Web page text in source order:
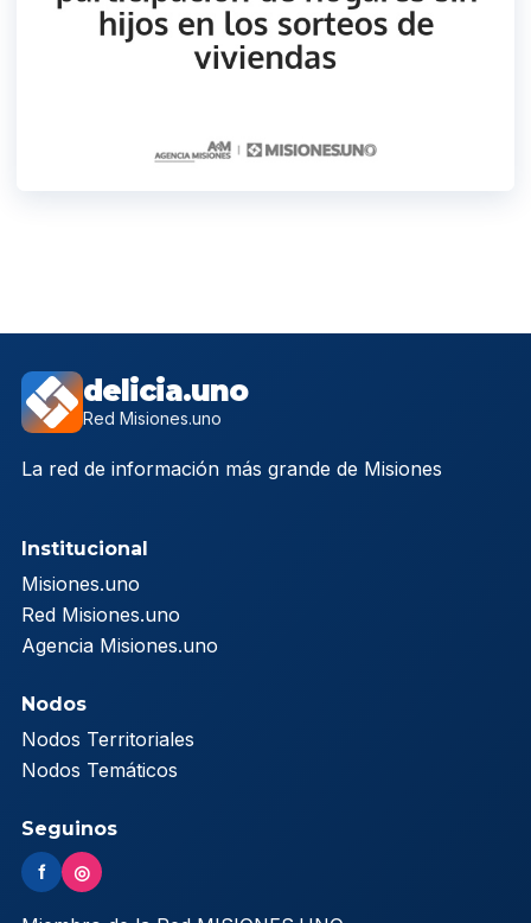
delicia.uno
Red Misiones.uno
La red de información más grande de Misiones
Institucional
Misiones.uno
Red Misiones.uno
Agencia Misiones.uno
Nodos
Nodos Territoriales
Nodos Temáticos
Seguinos
f ◎